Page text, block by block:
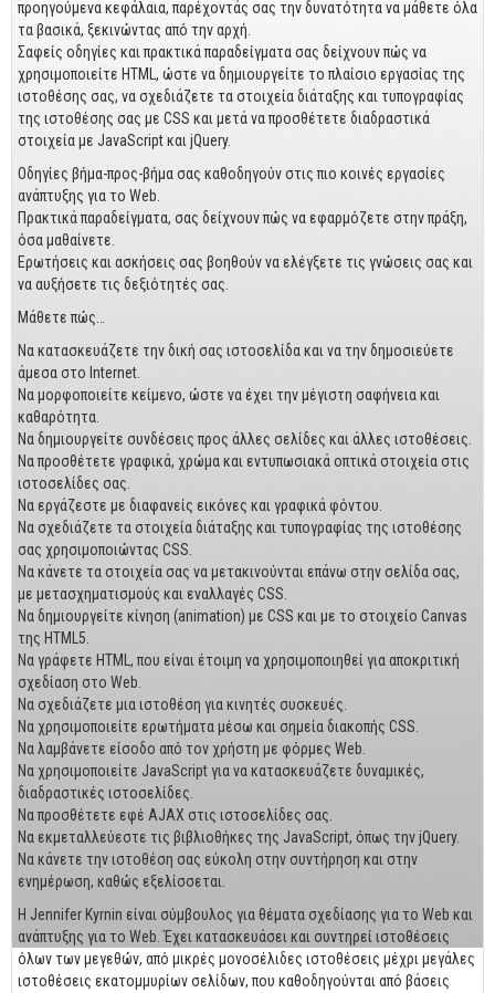
Τεχνικά
Πολιτικών Μηχανικών
Αρχιτεκτόνων
Μηχανολόγων
Ιστορικά
Γεωπονικά
Προσφορές
προηγούμενα κεφάλαια, παρέχοντάς σας την δυνατότητα να μάθετε όλα
τα βασικά, ξεκινώντας από την αρχή.
Σαφείς οδηγίες και πρακτικά παραδείγματα σας δείχνουν πώς να
χρησιμοποιείτε HTML, ώστε να δημιουργείτε το πλαίσιο εργασίας της
ιστοθέσης σας, να σχεδιάζετε τα στοιχεία διάταξης και τυπογραφίας
της ιστοθέσης σας με CSS και μετά να προσθέτετε διαδραστικά
στοιχεία με JavaScript και jQuery.
Οδηγίες βήμα-προς-βήμα σας καθοδηγούν στις πιο κοινές εργασίες
ανάπτυξης για το Web.
Πρακτικά παραδείγματα, σας δείχνουν πώς να εφαρμόζετε στην πράξη,
όσα μαθαίνετε.
Ερωτήσεις και ασκήσεις σας βοηθούν να ελέγξετε τις γνώσεις σας και
να αυξήσετε τις δεξιότητές σας.
Μάθετε πώς…
Να κατασκευάζετε την δική σας ιστοσελίδα και να την δημοσιεύετε
άμεσα στο Internet.
Να μορφοποιείτε κείμενο, ώστε να έχει την μέγιστη σαφήνεια και
καθαρότητα.
Να δημιουργείτε συνδέσεις προς άλλες σελίδες και άλλες ιστοθέσεις.
Να προσθέτετε γραφικά, χρώμα και εντυπωσιακά οπτικά στοιχεία στις
ιστοσελίδες σας.
Να εργάζεστε με διαφανείς εικόνες και γραφικά φόντου.
Να σχεδιάζετε τα στοιχεία διάταξης και τυπογραφίας της ιστοθέσης
σας χρησιμοποιώντας CSS.
Να κάνετε τα στοιχεία σας να μετακινούνται επάνω στην σελίδα σας,
με μετασχηματισμούς και εναλλαγές CSS.
Να δημιουργείτε κίνηση (animation) με CSS και με το στοιχείο Canvas
της HTML5.
Να γράφετε HTML, που είναι έτοιμη να χρησιμοποιηθεί για αποκριτική
σχεδίαση στο Web.
Να σχεδιάζετε μια ιστοθέση για κινητές συσκευές.
Να χρησιμοποιείτε ερωτήματα μέσω και σημεία διακοπής CSS.
Να λαμβάνετε είσοδο από τον χρήστη με φόρμες Web.
Να χρησιμοποιείτε JavaScript για να κατασκευάζετε δυναμικές,
διαδραστικές ιστοσελίδες.
Να προσθέτετε εφέ AJAX στις ιστοσελίδες σας.
Να εκμεταλλεύεστε τις βιβλιοθήκες της JavaScript, όπως την jQuery.
Να κάνετε την ιστοθέση σας εύκολη στην συντήρηση και στην
ενημέρωση, καθώς εξελίσσεται.
Η Jennifer Kyrnin είναι σύμβουλος για θέματα σχεδίασης για το Web και
ανάπτυξης για το Web. Έχει κατασκευάσει και συντηρεί ιστοθέσεις
όλων των μεγεθών, από μικρές μονοσέλιδες ιστοθέσεις μέχρι μεγάλες
ιστοθέσεις εκατομμυρίων σελίδων, που καθοδηγούνται από βάσεις